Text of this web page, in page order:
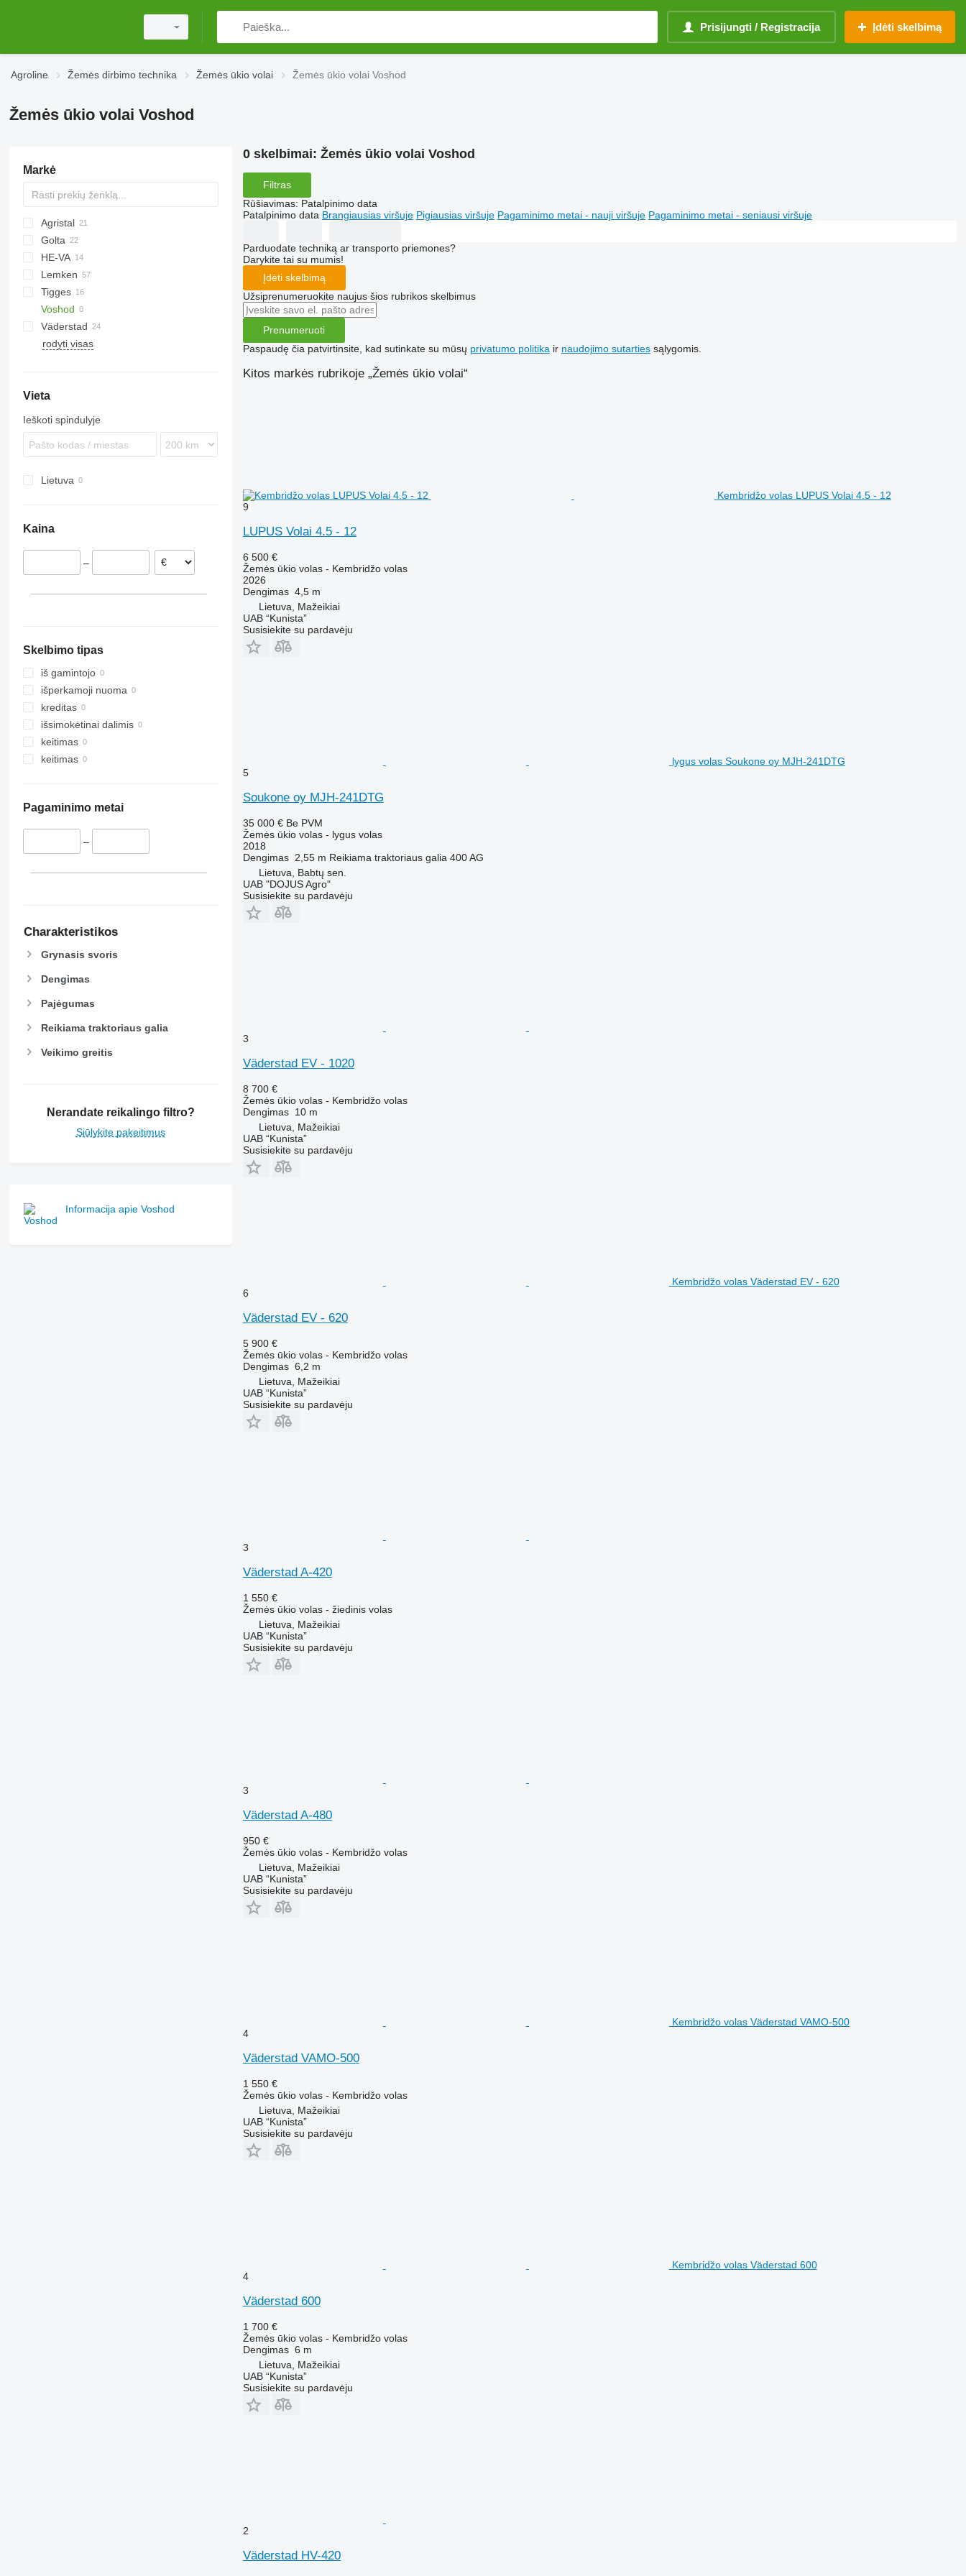
Prisijungti / Registracija Įdėti skelbimą
Agroline Žemės dirbimo technika Žemės ūkio volai Žemės ūkio volai Voshod
Žemės ūkio volai Voshod
Markė
Agristal
10
KW
BW
Tiger Mate
Minimax
Multiflex
Golta
HE-VA
Cultro
Optipack
Vari-Master
Lemken
VarioPack
Zirkon
Lion
Synkro
Dupe
Tigges
KL
KZK
Voshod
Väderstad
Carrier
rodyti visas
Vieta
Ieškoti spindulyje
Lietuva
Kaina
–
Skelbimo tipas
iš gamintojo
išperkamoji nuoma
kreditas
išsimokėtinai dalimis
keitimas
keitimas
Pagaminimo metai
–
Charakteristikos
Grynasis svoris
Dengimas
Pajėgumas
Reikiama traktoriaus galia
Veikimo greitis
Nerandate reikalingo filtro?
Siūlykite pakeitimus
Informacija apie Voshod
0 skelbimai: Žemės ūkio volai Voshod
Filtras
Rūšiavimas: Patalpinimo data
Patalpinimo data Brangiausias viršuje Pigiausias viršuje Pagaminimo metai - nauji viršuje Pagaminimo metai - seniausi viršuje
Parduodate techniką ar transporto priemones?
Darykite tai su mumis!
Įdėti skelbimą
Užsiprenumeruokite naujus šios rubrikos skelbimus
Prenumeruoti
Paspaudę čia patvirtinsite, kad sutinkate su mūsų privatumo politika ir naudojimo sutartiessąlygomis.
Kitos markės rubrikoje „Žemės ūkio volai“
Kembridžo volas LUPUS Volai 4.5 - 12
9
LUPUS Volai 4.5 - 12
6 500 €
Žemės ūkio volas - Kembridžo volas
2026
Dengimas 4,5 m
Lietuva, Mažeikiai
UAB “Kunista”
Susisiekite su pardavėju
lygus volas Soukone oy MJH-241DTG
5
Soukone oy MJH-241DTG
35 000 € Be PVM
Žemės ūkio volas - lygus volas
2018
Dengimas 2,55 m Reikiama traktoriaus galia 400 AG
Lietuva, Babtų sen.
UAB "DOJUS Agro"
Susisiekite su pardavėju
3
Väderstad EV - 1020
8 700 €
Žemės ūkio volas - Kembridžo volas
Dengimas 10 m
Lietuva, Mažeikiai
UAB “Kunista”
Susisiekite su pardavėju
Kembridžo volas Väderstad EV - 620
6
Väderstad EV - 620
5 900 €
Žemės ūkio volas - Kembridžo volas
Dengimas 6,2 m
Lietuva, Mažeikiai
UAB “Kunista”
Susisiekite su pardavėju
3
Väderstad A-420
1 550 €
Žemės ūkio volas - žiedinis volas
Lietuva, Mažeikiai
UAB “Kunista”
Susisiekite su pardavėju
3
Väderstad A-480
950 €
Žemės ūkio volas - Kembridžo volas
Lietuva, Mažeikiai
UAB “Kunista”
Susisiekite su pardavėju
Kembridžo volas Väderstad VAMO-500
4
Väderstad VAMO-500
1 550 €
Žemės ūkio volas - Kembridžo volas
Lietuva, Mažeikiai
UAB “Kunista”
Susisiekite su pardavėju
Kembridžo volas Väderstad 600
4
Väderstad 600
1 700 €
Žemės ūkio volas - Kembridžo volas
Dengimas 6 m
Lietuva, Mažeikiai
UAB “Kunista”
Susisiekite su pardavėju
2
Väderstad HV-420